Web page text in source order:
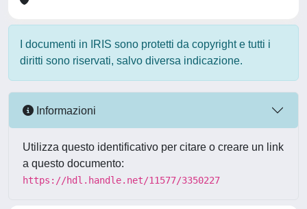
I documenti in IRIS sono protetti da copyright e tutti i
diritti sono riservati, salvo diversa indicazione.
Informazioni
Utilizza questo identificativo per citare o creare un link
a questo documento:
https://hdl.handle.net/11577/3350227